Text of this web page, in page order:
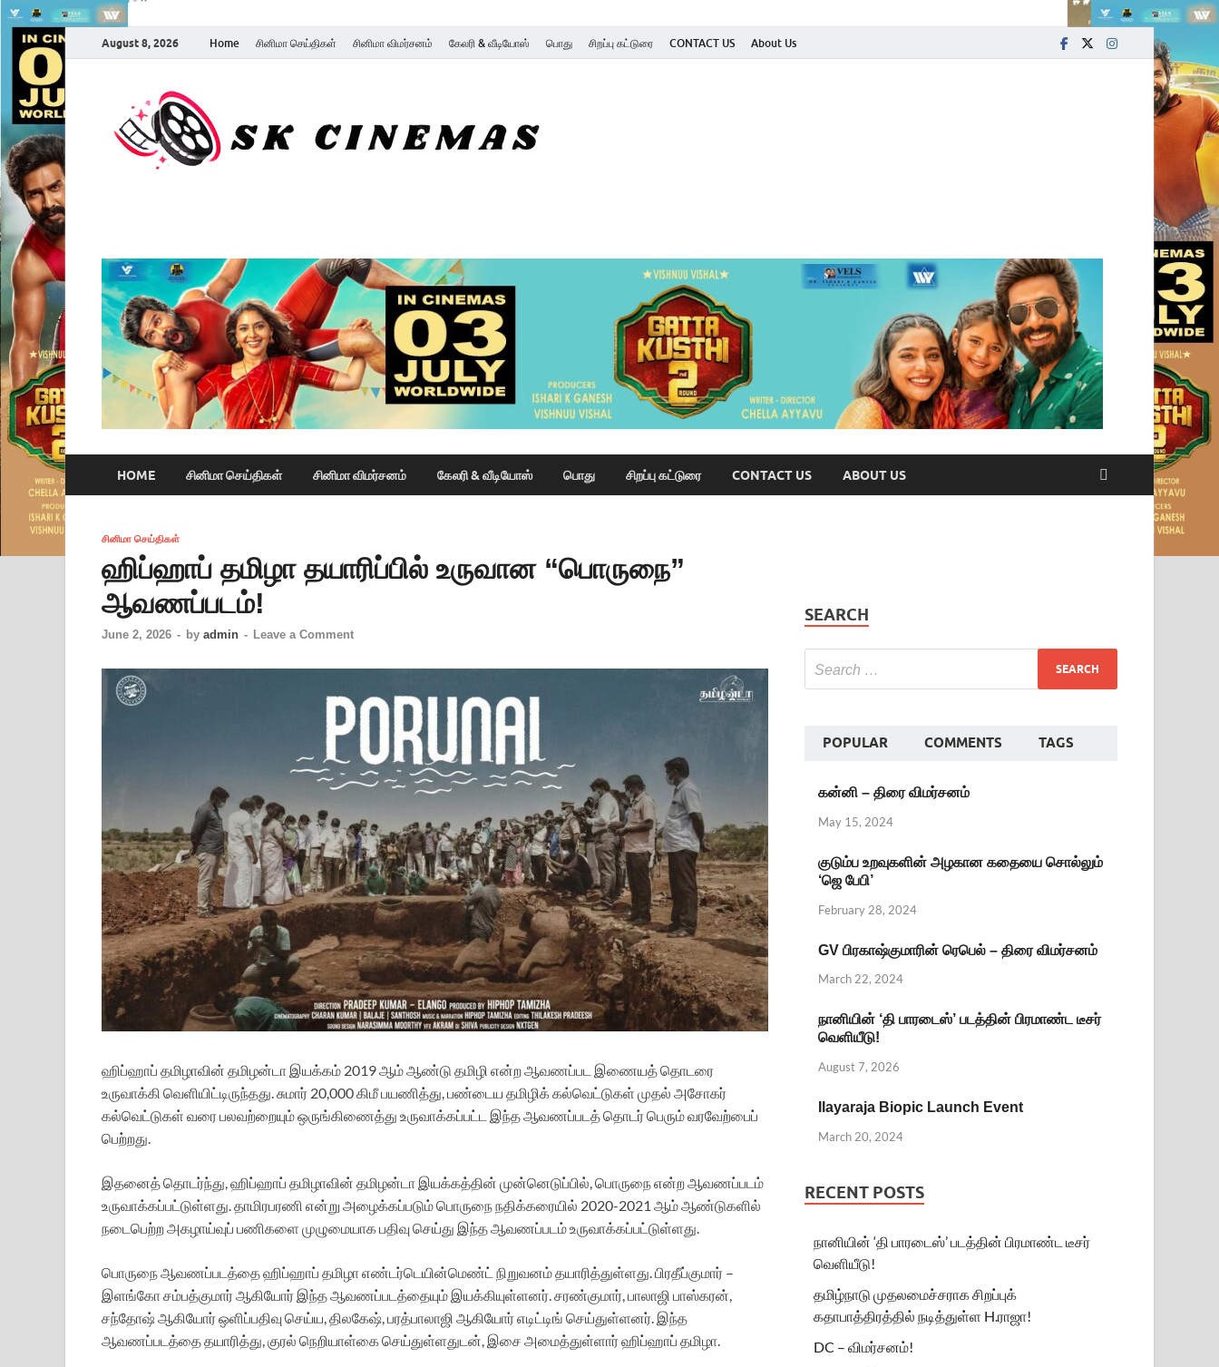
August 8, 2026 Home சினிமா செய்திகள் சினிமா விமர்சனம் கேலரி & வீடியோஸ் பொது சிறப்பு கட்டுரை CONTACT US About Us
HOME சினிமா செய்திகள் சினிமா விமர்சனம் கேலரி & வீடியோஸ் பொது சிறப்பு கட்டுரை CONTACT US ABOUT US
சினிமா செய்திகள்
ஹிப்ஹாப் தமிழா தயாரிப்பில் உருவான “பொருநை”
ஆவணப்படம்!
June 2, 2026 - by admin - Leave a Comment
ஹிப்ஹாப் தமிழாவின் தமிழன்டா இயக்கம் 2019 ஆம் ஆண்டு தமிழி என்ற ஆவணப்பட இணையத் தொடரை
உருவாக்கி வெளியிட்டிருந்தது. சுமார் 20,000 கிமீ பயணித்து, பண்டைய தமிழிக் கல்வெட்டுகள் முதல் அசோகர்
கல்வெட்டுகள் வரை பலவற்றையும் ஒருங்கிணைத்து உருவாக்கப்பட்ட இந்த ஆவணப்படத் தொடர் பெரும் வரவேற்பைப்
பெற்றது.
இதனைத் தொடர்ந்து, ஹிப்ஹாப் தமிழாவின் தமிழன்டா இயக்கத்தின் முன்னெடுப்பில், பொருநை என்ற ஆவணப்படம்
உருவாக்கப்பட்டுள்ளது. தாமிரபரணி என்று அழைக்கப்படும் பொருநை நதிக்கரையில் 2020-2021 ஆம் ஆண்டுகளில்
நடைபெற்ற அகழாய்வுப் பணிகளை முழுமையாக பதிவு செய்து இந்த ஆவணப்படம் உருவாக்கப்பட்டுள்ளது.
பொருநை ஆவணப்படத்தை ஹிப்ஹாப் தமிழா எண்டர்டெயின்மெண்ட் நிறுவனம் தயாரித்துள்ளது. பிரதீப்குமார் –
இளங்கோ சம்பத்குமார் ஆகியோர் இந்த ஆவணப்படத்தையும் இயக்கியுள்ளனர். சரண்குமார், பாலாஜி பாஸ்கரன்,
சந்தோஷ் ஆகியோர் ஒளிப்பதிவு செய்ய, திலகேஷ், பரத்பாலாஜி ஆகியோர் எடிட்டிங் செய்துள்ளனர். இந்த
ஆவணப்படத்தை தயாரித்து, குரல் நெறியாள்கை செய்துள்ளதுடன், இசை அமைத்துள்ளார் ஹிப்ஹாப் தமிழா.
SEARCH
POPULAR COMMENTS TAGS
கன்னி – திரை விமர்சனம்
May 15, 2024
குடும்ப உறவுகளின் அழகான கதையை சொல்லும்
‘ஜெ பேபி’
February 28, 2024
GV பிரகாஷ்குமாரின் ரெபெல் – திரை விமர்சனம்
March 22, 2024
நானியின் ‘தி பாரடைஸ்’ படத்தின் பிரமாண்ட டீசர்
வெளியீடு!
August 7, 2026
Ilayaraja Biopic Launch Event
March 20, 2024
RECENT POSTS
நானியின் ‘தி பாரடைஸ்’ படத்தின் பிரமாண்ட டீசர்
வெளியீடு!
தமிழ்நாடு முதலமைச்சராக சிறப்புக்
கதாபாத்திரத்தில் நடித்துள்ள H.ராஜா!
DC – விமர்சனம்!